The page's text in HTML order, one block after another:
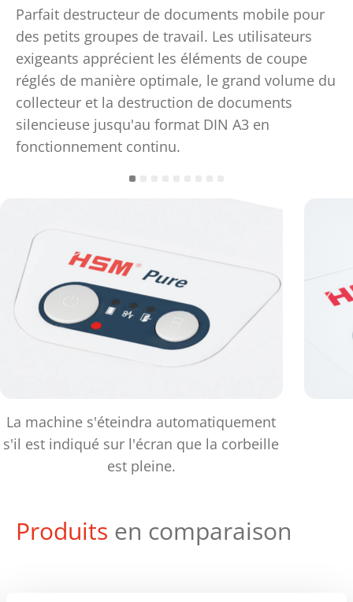
Parfait destructeur de documents mobile pour
des petits groupes de travail. Les utilisateurs
exigeants apprécient les éléments de coupe
réglés de manière optimale, le grand volume du
collecteur et la destruction de documents
silencieuse jusqu'au format DIN A3 en
fonctionnement continu.
La machine s'éteindra automatiquement
s'il est indiqué sur l'écran que la corbeille
est pleine.
Produits en comparaison